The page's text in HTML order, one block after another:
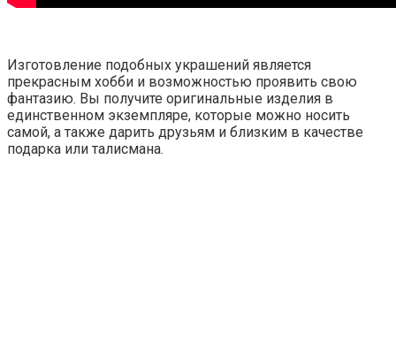
Изготовление подобных украшений является
прекрасным хобби и возможностью проявить свою
фантазию. Вы получите оригинальные изделия в
единственном экземпляре, которые можно носить
самой, а также дарить друзьям и близким в качестве
подарка или талисмана.